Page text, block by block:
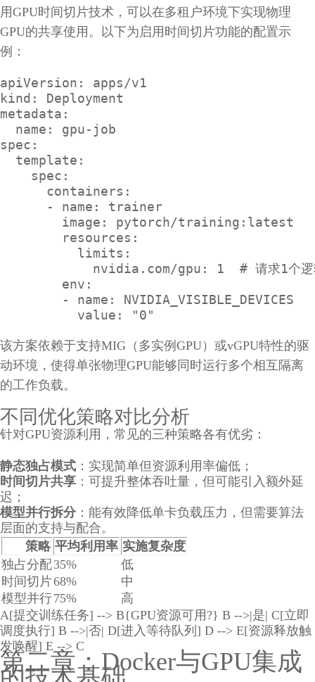
用GPU时间切片技术，可以在多租户环境下实现物理
GPU的共享使用。以下为启用时间切片功能的配置示
例：
apiVersion: apps/v1
kind: Deployment
metadata:
  name: gpu-job
spec:
  template:
    spec:
      containers:
      - name: trainer
        image: pytorch/training:latest
        resources:
          limits:
nvidia.com/gpu: 1  # 请求1个逻
        env:
        - name: NVIDIA_VISIBLE_DEVICES
          value: "0"
该方案依赖于支持MIG（多实例GPU）或vGPU特性的驱
动环境，使得单张物理GPU能够同时运行多个相互隔离
的工作负载。
不同优化策略对比分析
针对GPU资源利用，常见的三种策略各有优劣：
静态独占模式 ：实现简单但资源利用率偏低；
时间切片共享 ：可提升整体吞吐量，但可能引入额外延
迟；
模型并行拆分：能有效降低单卡负载压力，但需要算法
层面的支持与配合。
策略 平均利用率 实施复杂度
独占分配35%
低
时间切片68%
中
模型并行75%
高
A[提交训练任务] --> B{GPU资源可用?} B -->|是| C[立即
调度执行] B -->|否| D[进入等待队列] D --> E[资源释放触
发唤醒] E --> C
第二章：Docker与GPU集成